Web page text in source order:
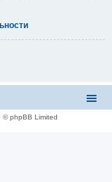
© phpBB Limited